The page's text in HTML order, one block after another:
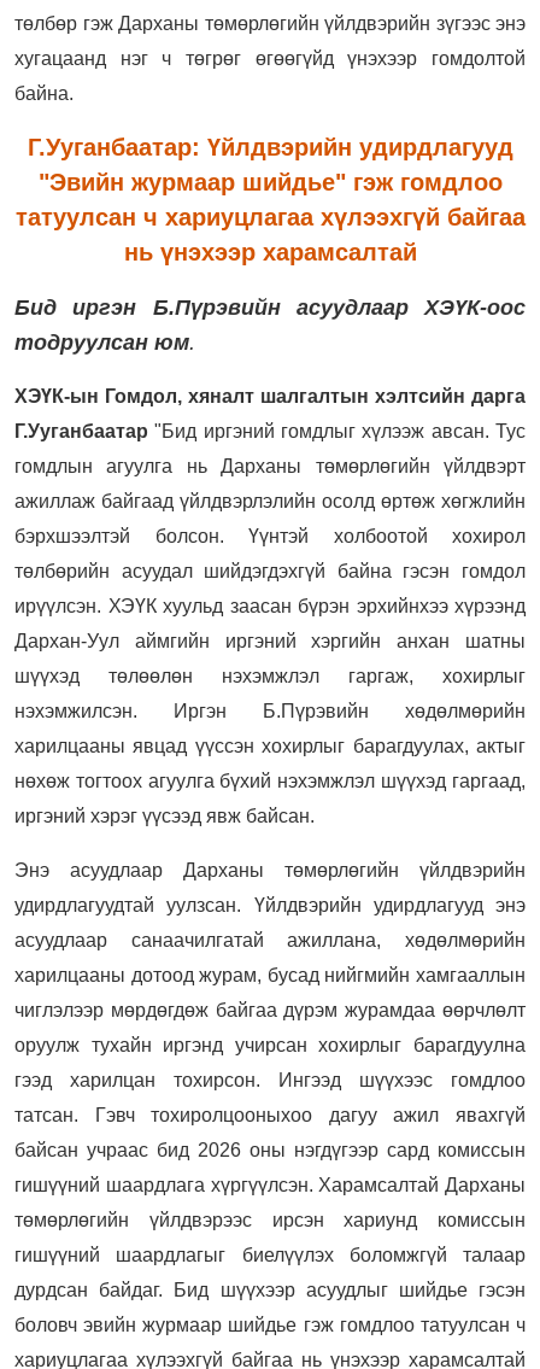
төлбөр гэж Дарханы төмөрлөгийн үйлдвэрийн зүгээс энэ
хугацаанд нэг ч төгрөг өгөөгүйд үнэхээр гомдолтой
байна.
Г.Ууганбаатар: Үйлдвэрийн удирдлагууд
"Эвийн журмаар шийдье" гэж гомдлоо
татуулсан ч хариуцлагаа хүлээхгүй байгаа
нь үнэхээр харамсалтай
Бид иргэн Б.Пүрэвийн асуудлаар ХЭҮК-оос
тодруулсан юм.
ХЭҮК-ын Гомдол, хяналт шалгалтын хэлтсийн дарга
Г.Ууганбаатар "Бид иргэний гомдлыг хүлээж авсан. Тус
гомдлын агуулга нь Дарханы төмөрлөгийн үйлдвэрт
ажиллаж байгаад үйлдвэрлэлийн осолд өртөж хөгжлийн
бэрхшээлтэй болсон. Үүнтэй холбоотой хохирол
төлбөрийн асуудал шийдэгдэхгүй байна гэсэн гомдол
ирүүлсэн. ХЭҮК хуульд заасан бүрэн эрхийнхээ хүрээнд
Дархан-Уул аймгийн иргэний хэргийн анхан шатны
шүүхэд төлөөлөн нэхэмжлэл гаргаж, хохирлыг
нэхэмжилсэн. Иргэн Б.Пүрэвийн хөдөлмөрийн
харилцааны явцад үүссэн хохирлыг барагдуулах, актыг
нөхөж тогтоох агуулга бүхий нэхэмжлэл шүүхэд гаргаад,
иргэний хэрэг үүсээд явж байсан.
Энэ асуудлаар Дарханы төмөрлөгийн үйлдвэрийн
удирдлагуудтай уулзсан. Үйлдвэрийн удирдлагууд энэ
асуудлаар санаачилгатай ажиллана, хөдөлмөрийн
харилцааны дотоод журам, бусад нийгмийн хамгааллын
чиглэлээр мөрдөгдөж байгаа дүрэм журамдаа өөрчлөлт
оруулж тухайн иргэнд учирсан хохирлыг барагдуулна
гээд харилцан тохирсон. Ингээд шүүхээс гомдлоо
татсан. Гэвч тохиролцооныхоо дагуу ажил явахгүй
байсан учраас бид 2026 оны нэгдүгээр сард комиссын
гишүүний шаардлага хүргүүлсэн. Харамсалтай Дарханы
төмөрлөгийн үйлдвэрээс ирсэн хариунд комиссын
гишүүний шаардлагыг биелүүлэх боломжгүй талаар
дурдсан байдаг. Бид шүүхээр асуудлыг шийдье гэсэн
боловч эвийн журмаар шийдье гэж гомдлоо татуулсан ч
хариуцлагаа хүлээхгүй байгаа нь үнэхээр харамсалтай